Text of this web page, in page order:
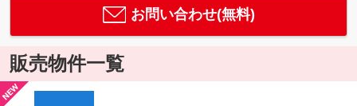
お問い合わせ(無料)
販売物件一覧